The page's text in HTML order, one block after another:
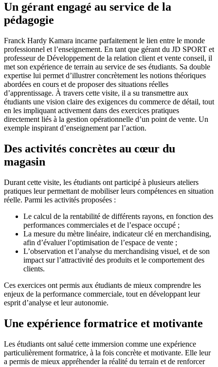
Un gérant engagé au service de la
pédagogie
Franck Hardy Kamara incarne parfaitement le lien entre le monde
professionnel et l’enseignement. En tant que gérant du JD SPORT et
professeur de Développement de la relation client et vente conseil, il
met son expérience de terrain au service de ses étudiants. Sa double
expertise lui permet d’illustrer concrètement les notions théoriques
abordées en cours et de proposer des situations réelles
d’apprentissage. À travers cette visite, il a su transmettre aux
étudiants une vision claire des exigences du commerce de détail, tout
en les impliquant activement dans des exercices pratiques
directement liés à la gestion opérationnelle d’un point de vente. Un
exemple inspirant d’enseignement par l’action.
Des activités concrètes au cœur du
magasin
Durant cette visite, les étudiants ont participé à plusieurs ateliers
pratiques leur permettant de mobiliser leurs compétences en situation
réelle. Parmi les activités proposées :
Le calcul de la rentabilité de différents rayons, en fonction des
performances commerciales et de l’espace occupé ;
La mesure du mètre linéaire, indicateur clé en merchandising,
afin d’évaluer l’optimisation de l’espace de vente ;
L’observation et l’analyse du merchandising visuel, et de son
impact sur l’attractivité des produits et le comportement des
clients.
Ces exercices ont permis aux étudiants de mieux comprendre les
enjeux de la performance commerciale, tout en développant leur
esprit d’analyse et leur autonomie.
Une expérience formatrice et motivante
Les étudiants ont salué cette immersion comme une expérience
particulièrement formatrice, à la fois concrète et motivante. Elle leur
a permis de mieux appréhender la réalité du terrain et de renforcer